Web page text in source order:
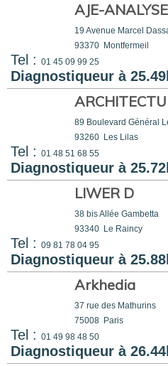
AJE-
19 Avenue Marcel
93370 Montfermeil
Tel : 01 45 09 99 25
Diagnostiqueur à
89 Boulevard Général
93260 Les Lilas
Tel : 01 48 51 68 55
Diagnostiqueur à
LIWER D
38 bis Allée Gambetta
93340 Le Raincy
Tel : 09 81 78 04 95
Diagnostiqueur à
Arkhedia
37 rue des Mathurins
75008 Paris
Tel : 01 49 98 48 50
Diagnostiqueur à